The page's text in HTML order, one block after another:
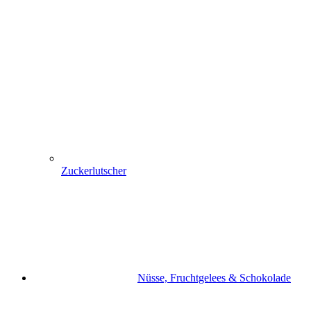
Zuckerlutscher
Nüsse, Fruchtgelees & Schokolade